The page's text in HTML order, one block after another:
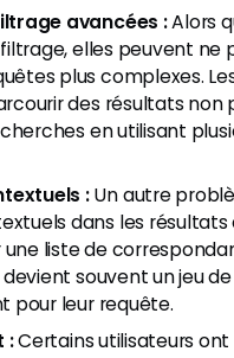
avancées :Alors
elles peuvent ne
plus complexes.
des résultats non
en utilisant
:Un autre
dans les résultats
liste de
souvent un jeu
pour leur requête.
:Certains utilisateurs